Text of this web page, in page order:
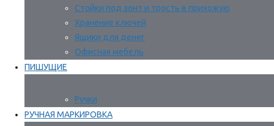
Стойки под зонт и трость в прихожую
Хранение ключей
Ящики для денег
Офисная мебель
ПИШУЩИЕ
Ручки
РУЧНАЯ МАРКИРОВКА